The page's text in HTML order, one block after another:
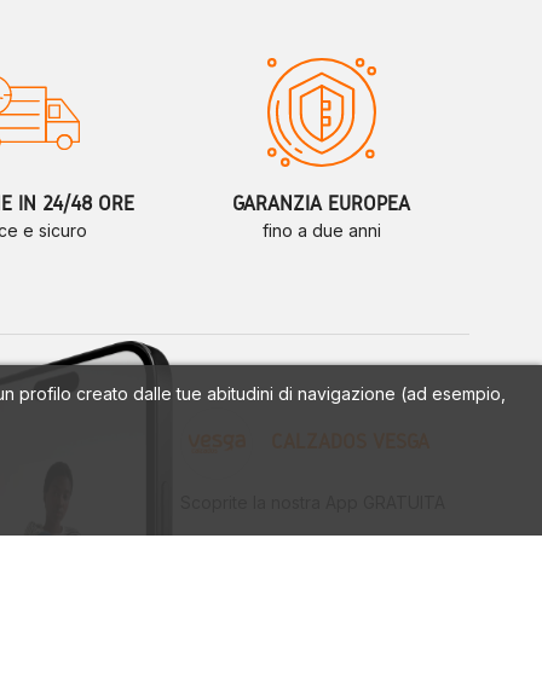
profilo creato dalle tue abitudini di navigazione (ad esempio,
IN 24/48 ORE
e sicuro
GARANZIA EUROPEA
fino a due anni